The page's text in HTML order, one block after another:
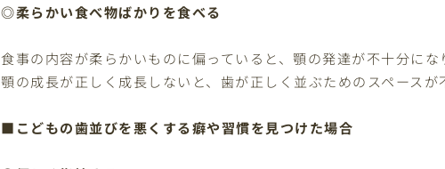
◎柔らかい食べ物ばかりを食べる
食事の内容が柔らかいものに偏っていると、顎の発達が不十分にな
顎の成長が正しく成長しないと、歯が正しく並ぶためのスペースが
■こどもの歯並びを悪くする癖や習慣を見つけた場合